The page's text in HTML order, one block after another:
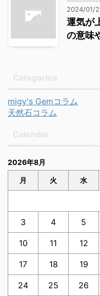
2024/01/
運気が
の意味
migy's Gemコラム
天然石コラム
2026年8月
月 火 水
3 4 5
10 11 12
17 18 19
24 25 26